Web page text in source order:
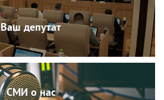
Ваш депутат
СМИ о нас